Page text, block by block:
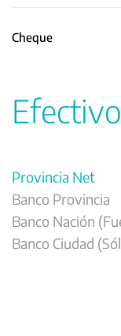
Cheque
Efectivo
Provincia Net
Banco Provincia
Banco Nación
Banco Ciudad